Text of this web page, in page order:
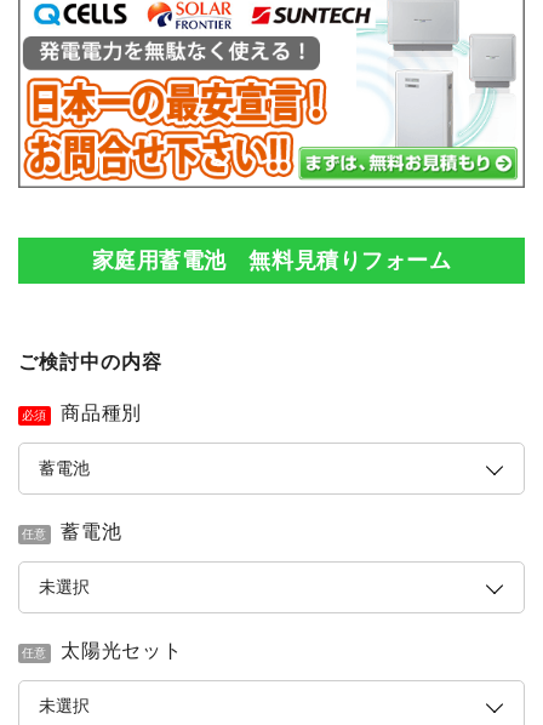
家庭用蓄電池 無料見積りフォーム
ご検討中の内容
必須 商品種別
任意 蓄電池
任意 太陽光セット